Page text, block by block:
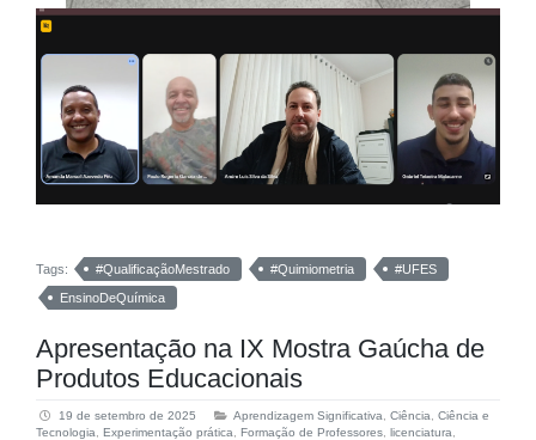
Tags: #QualificaçãoMestrado #Quimiometria
#UFES
EnsinoDeQuímica
Apresentação na IX Mostra Gaúcha de
Produtos Educacionais
19 de setembro de 2025 Aprendizagem Significativa Ciência
Ciência e
Tecnologia
Experimentação prática Formação de Professores licenciatura